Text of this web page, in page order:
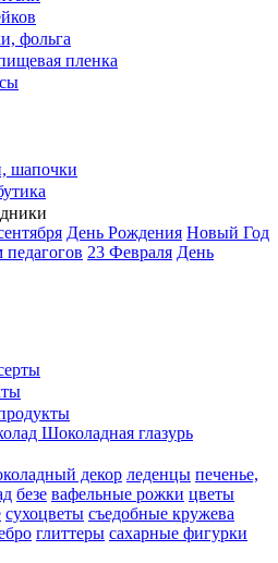
фольга
пленка
шапочки
День Рождения Новый Год
педагогов 23 Февраля День
Шоколадная глазурь
декор леденцы печенье,
безе вафельные рожки цветы
сухоцветы съедобные кружева
глиттеры сахарные фигурки